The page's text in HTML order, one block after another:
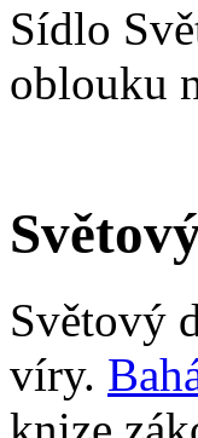
Sídlo
oblouku
Světový
víry.